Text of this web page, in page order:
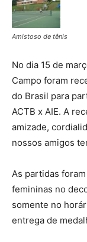
Amistoso de tênis
No dia 15 de
Campo foram
do Brasil para
ACTB x AIE. A
amizade,
nossos amigos
As partidas
femininas no
somente no
entrega de